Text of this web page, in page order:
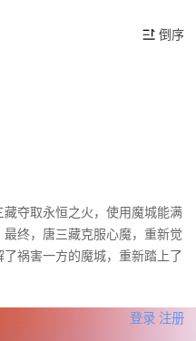
倒序
夺取永恒之火，使用魔城能满
终，唐三藏克服心魔，重新觉
祸害一方的魔城，重新踏上了
登录 注册